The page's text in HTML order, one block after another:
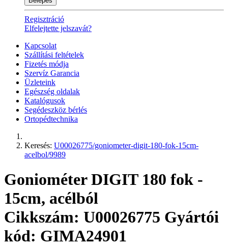
Regisztráció
Elfelejtette jelszavát?
Kapcsolat
Szállítási feltételek
Fizetés módja
Szervíz Garancia
Üzleteink
Egészség oldalak
Katalógusok
Segédeszköz bérlés
Ortopédtechnika
Keresés: U00026775/goniometer-digit-180-fok-15cm-
acelbol/9989
Goniométer DIGIT 180 fok -
15cm, acélból
Cikkszám: U00026775 Gyártói
kód: GIMA24901